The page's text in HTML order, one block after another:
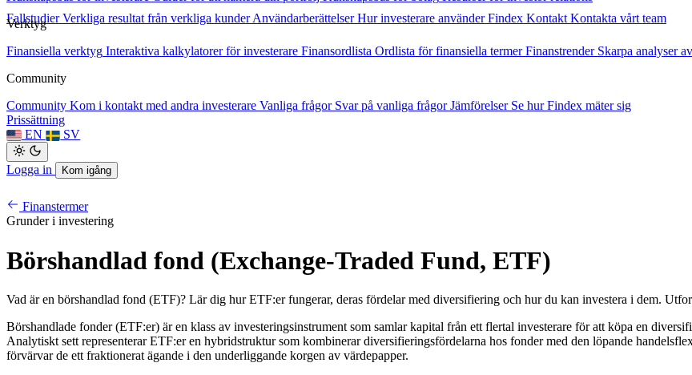
Fallstudier Verkliga resultat från verkliga kunder Användarberättelser Hur investerare använder Findex Kontakt Kontakta vårt team
Verktyg
Finansiella verktyg Interaktiva kalkylatorer för investerare Finansordlista Ordlista för finansiella termer Finanstrender Skarpa analyser
Community
Community Kom i kontakt med andra investerare Vanliga frågor Svar på vanliga frågor Jämförelser Se hur Findex mäter sig
Prissättning
EN
SV
Logga in Kom igång
Finanstermer
Grunder i investering
Börshandlad fond (Exchange-Traded Fund, ETF)
Vad är en börshandlad fond (ETF)? Lär dig hur ETF:er fungerar, deras fördelar med diversifiering och hur du kan investera i dem.
Börshandlade fonder (ETF:er) är en klass av investeringsinstrument som samlar kapital från ett flertal investerare för att köpa en
Analytiskt sett representerar ETF:er en hybridstruktur som kombinerar diversifieringsfördelarna hos fonder med den löpande
förvärvar de ett fraktionerat ägande i den underliggande korgen av värdepapper.